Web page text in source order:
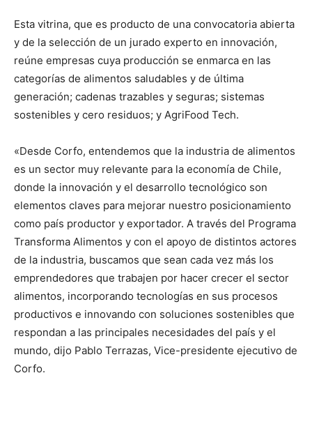
Esta vitrina, que es producto de una convocatoria abierta
y de la selección de un jurado experto en innovación,
reúne empresas cuya producción se enmarca en las
categorías de alimentos saludables y de última
generación; cadenas trazables y seguras; sistemas
sostenibles y cero residuos; y AgriFood Tech.
«Desde Corfo, entendemos que la industria de alimentos
es un sector muy relevante para la economía de Chile,
donde la innovación y el desarrollo tecnológico son
elementos claves para mejorar nuestro posicionamiento
como país productor y exportador. A través del Programa
Transforma Alimentos y con el apoyo de distintos actores
de la industria, buscamos que sean cada vez más los
emprendedores que trabajen por hacer crecer el sector
alimentos, incorporando tecnologías en sus procesos
productivos e innovando con soluciones sostenibles que
respondan a las principales necesidades del país y el
mundo, dijo Pablo Terrazas, Vice-presidente ejecutivo de
Corfo.